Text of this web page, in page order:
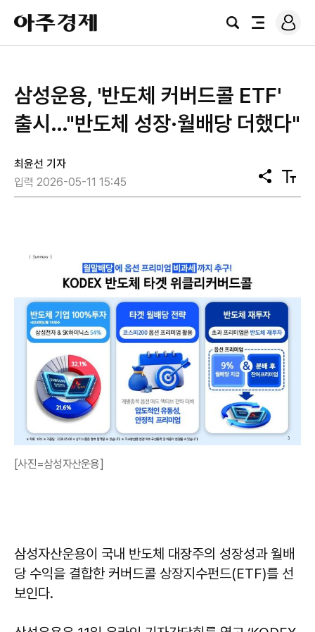
아
주
경
검
전
로
그
삼성운용, '반도체 커버드콜 ETF'
출시…"반도체 성장·월배당 더했다"
최윤선 기자
입력 2026-05-11 15:45
공
유
텍
스
[사진=삼성자산운용]
삼성자산운용이 국내 반도체 대장주의 성장성과 월배
당 수익을 결합한 커버드콜 상장지수펀드(ETF)를 선
보인다.